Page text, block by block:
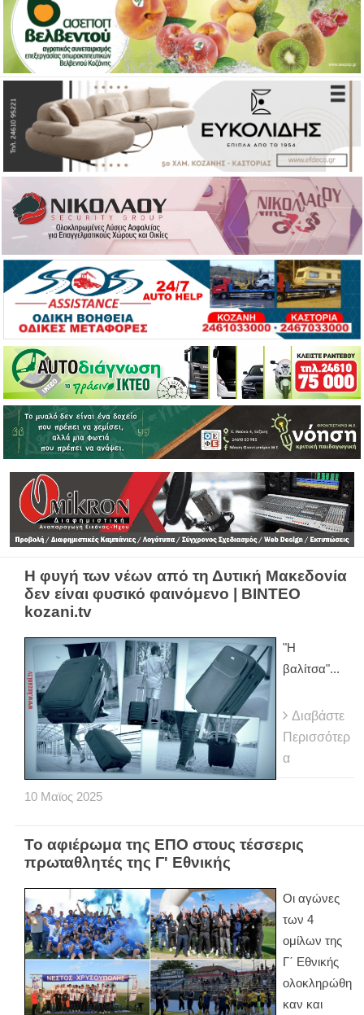
Η φυγή των νέων από τη Δυτική Μακεδονία
δεν είναι φυσικό φαινόμενο | ΒΙΝΤΕΟ
kozani.tv
"Η
βαλίτσα"...
Διαβάστε
Περισσότερ
α
10 Μαϊος 2025
Το αφιέρωμα της ΕΠΟ στους τέσσερις
πρωταθλητές της Γ' Εθνικής
Οι αγώνες
των 4
ομίλων της
Γ΄ Εθνικής
ολοκληρώθη
καν και